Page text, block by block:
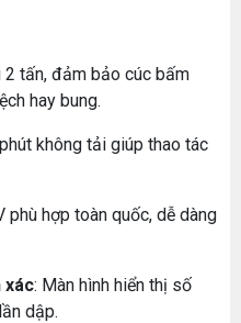
tấn, đảm bảo cúc bấm
hay bung.
không tải giúp thao tác
phù hợp toàn quốc, dễ dàng
xác: Màn hình hiển thị số
dập.